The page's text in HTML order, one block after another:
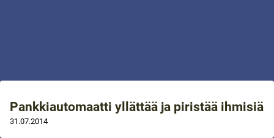
Pankkiautomaatti yllättää ja piristää ihmisiä
31.07.2014